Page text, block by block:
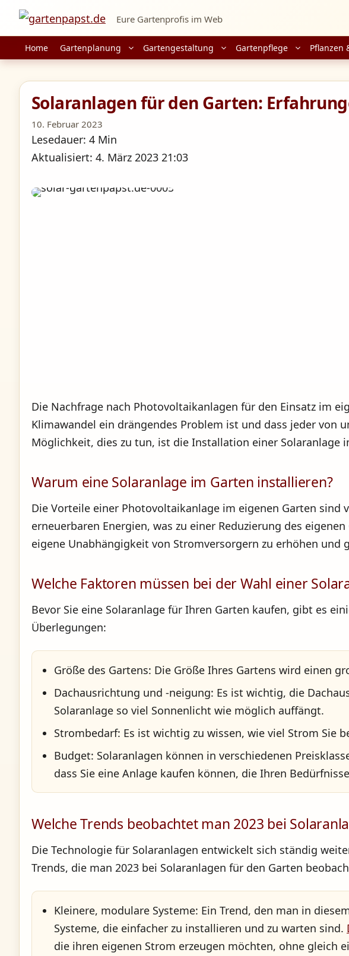
Zum
springen
Eure Gartenprofis im Web
Home Gartenplanung Gartengestaltung Gartenpflege Pflanzen
Solaranlagen für den Garten:
10. Februar 2023
Lesedauer: 4 Min
Aktualisiert: 4. März 2023 21:03
Die Nachfrage nach Photovoltaikanlagen für den Einsatz im
Klimawandel ein drängendes Problem ist und dass jeder von
Möglichkeit, dies zu tun, ist die Installation einer Solaranlage
Warum eine Solaranlage im Garten installieren?
Die Vorteile einer Photovoltaikanlage im eigenen Garten
erneuerbaren Energien, was zu einer Reduzierung des
eigene Unabhängigkeit von Stromversorgern zu erhöhen
Welche Faktoren müssen bei der Wahl einer
Bevor Sie eine Solaranlage für Ihren Garten kaufen, gibt es
Überlegungen:
Größe des Gartens: Die Größe Ihres Gartens wird einen
Dachausrichtung und -neigung: Es ist wichtig, die
Solaranlage so viel Sonnenlicht wie möglich auffängt.
Strombedarf: Es ist wichtig zu wissen, wie viel Strom Sie
Budget: Solaranlagen können in verschiedenen
dass Sie eine Anlage kaufen können, die Ihren
Welche Trends beobachtet man 2023 bei
Die Technologie für Solaranlagen entwickelt sich ständig
Trends, die man 2023 bei Solaranlagen für den Garten
Kleinere, modulare Systeme: Ein Trend, den man in
Systeme, die einfacher zu installieren und zu warten sind.
die ihren eigenen Strom erzeugen möchten, ohne gleich